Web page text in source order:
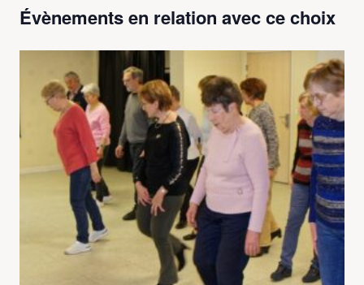
Évènements en relation avec ce choix